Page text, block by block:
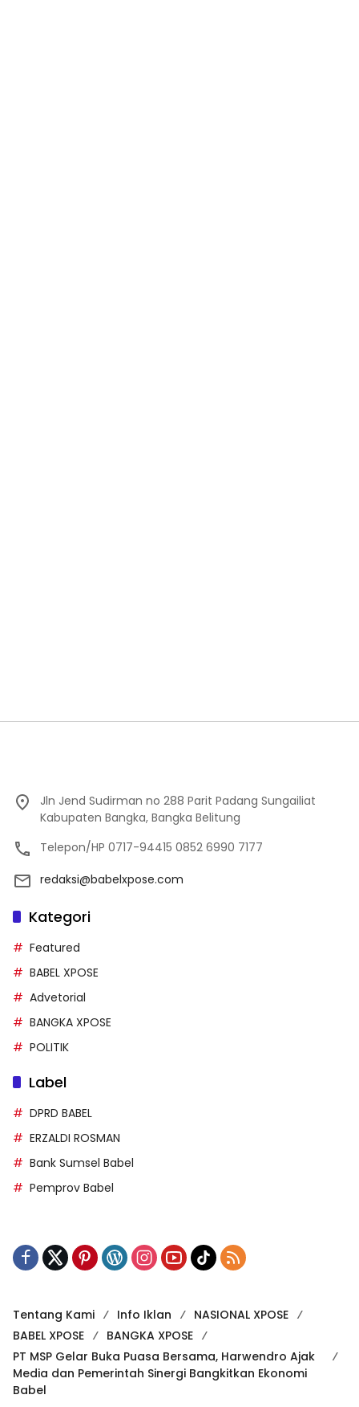
Jln Jend Sudirman no 288 Parit Padang Sungailiat
Kabupaten Bangka, Bangka Belitung
Telepon/HP 0717-94415 0852 6990 7177
redaksi@babelxpose.com
Kategori
Featured
BABEL XPOSE
Advetorial
BANGKA XPOSE
POLITIK
Label
DPRD BABEL
ERZALDI ROSMAN
Bank Sumsel Babel
Pemprov Babel
Tentang Kami Info Iklan
NASIONAL XPOSE
BABEL XPOSE
BANGKA XPOSE
PT MSP Gelar Buka Puasa Bersama, Harwendro Ajak
Media dan Pemerintah Sinergi Bangkitkan Ekonomi
Babel